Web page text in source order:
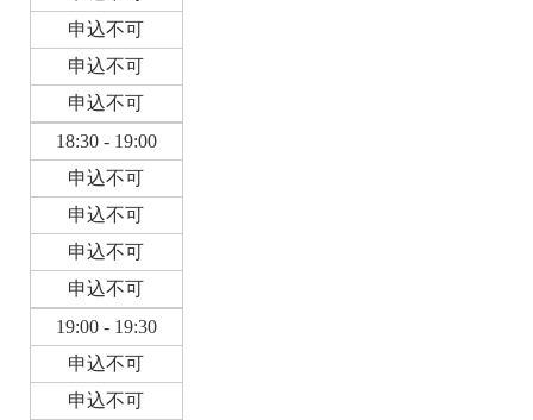
申込不可
申込不可
申込不可
18:30 - 19:00
申込不可
申込不可
申込不可
申込不可
19:00 - 19:30
申込不可
申込不可